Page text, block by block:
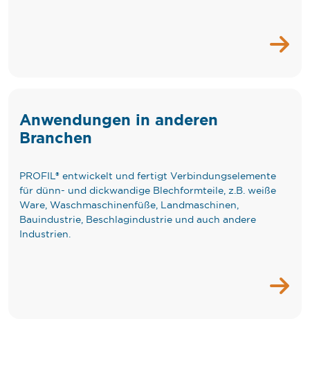
Anwendungen in anderen
Branchen
PROFIL® entwickelt und fertigt Verbindungselemente
für dünn- und dickwandige Blechformteile, z.B. weiße
Ware, Waschmaschinenfüße, Landmaschinen,
Bauindustrie, Beschlagindustrie und auch andere
Industrien.